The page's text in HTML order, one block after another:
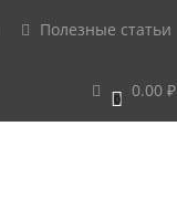
Полезные статьи
0 0.00 ₽